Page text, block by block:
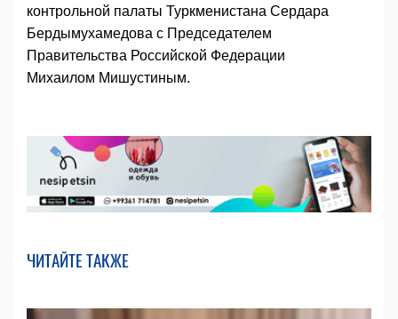
контрольной палаты Туркменистана Сердара
Бердымухамедова с Председателем
Правительства Российской Федерации
Михаилом Мишустиным.
ЧИТАЙТЕ ТАКЖЕ